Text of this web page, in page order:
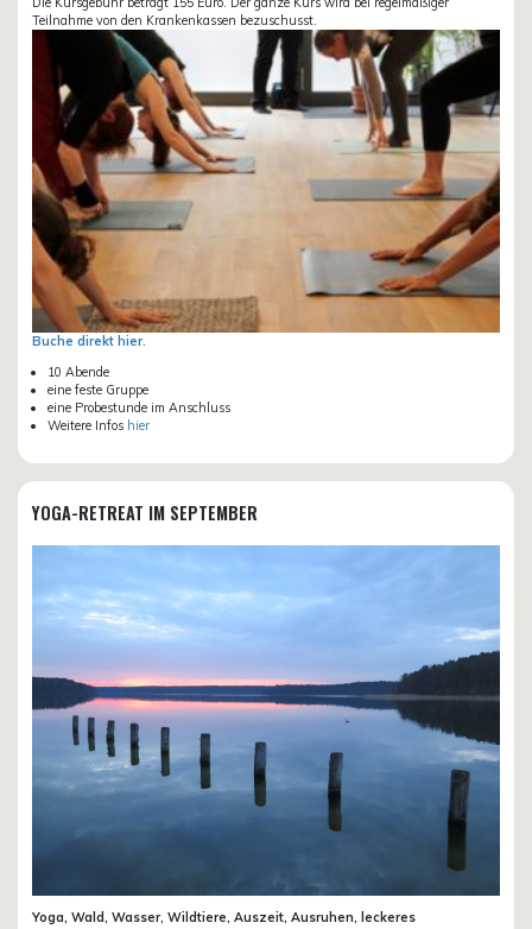
Teilnahme von den Krankenkassen bezuschusst.
Buche direkt hier.
10 Abende
eine feste Gruppe
eine Probestunde im Anschluss
Weitere Infos hier
YOGA-RETREAT IM SEPTEMBER
Yoga, Wald, Wasser, Wildtiere, Auszeit, Ausruhen, leckeres